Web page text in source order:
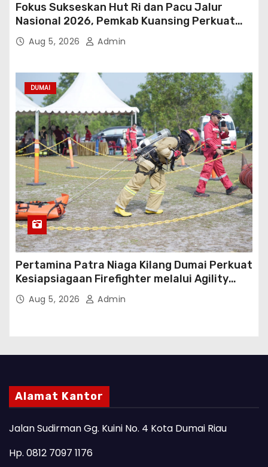
Fokus Sukseskan Hut Ri dan Pacu Jalur
Nasional 2026, Pemkab Kuansing Perkuat
Sinergi Antarwilayah
Aug 5, 2026 Admin
DUMAI
Pertamina Patra Niaga Kilang Dumai Perkuat
Kesiapsiagaan Firefighter melalui Agility
TestAug 5, 2026 Admin
Alamat Kantor
Jalan Sudirman Gg. Kuini No. 4 Kota Dumai Riau
Hp. 0812 7097 1176